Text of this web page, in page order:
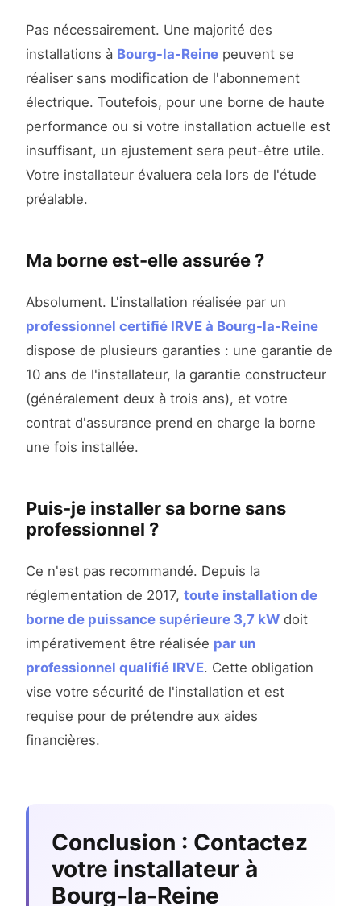
Pas nécessairement. Une majorité des
installations à Bourg-la-Reine peuvent se
réaliser sans modification de l'abonnement
électrique. Toutefois, pour une borne de haute
performance ou si votre installation actuelle est
insuffisant, un ajustement sera peut-être utile.
Votre installateur évaluera cela lors de l'étude
préalable.
Ma borne est-elle assurée ?
Absolument. L'installation réalisée par un
professionnel certifié IRVE à Bourg-la-Reine
dispose de plusieurs garanties : une garantie de
10 ans de l'installateur, la garantie constructeur
(généralement deux à trois ans), et votre
contrat d'assurance prend en charge la borne
une fois installée.
Puis-je installer sa borne sans
professionnel ?
Ce n'est pas recommandé. Depuis la
réglementation de 2017, toute installation de
borne de puissance supérieure 3,7 kW doit
impérativement être réalisée par un
professionnel qualifié IRVE. Cette obligation
vise votre sécurité de l'installation et est
requise pour de prétendre aux aides
financières.
Conclusion : Contactez
votre installateur à
Bourg-la-Reine